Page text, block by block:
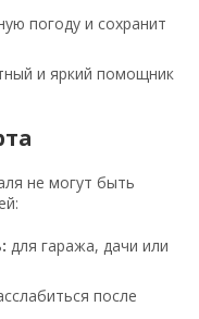
погоду и сохранит
и яркий помощник
не могут быть
для гаража, дачи или
после